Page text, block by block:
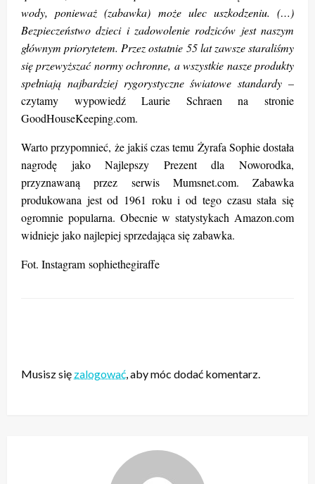
wody, ponieważ (zabawka) może ulec uszkodzeniu. (…)
Bezpieczeństwo dzieci i zadowolenie rodziców jest naszym
głównym priorytetem. Przez ostatnie 55 lat zawsze staraliśmy
się przewyższać normy ochronne, a wszystkie nasze produkty
spełniają najbardziej rygorystyczne światowe standardy –
czytamy wypowiedź Laurie Schraen na stronie
GoodHouseKeeping.com.
Warto przypomnieć, że jakiś czas temu Żyrafa Sophie dostała
nagrodę jako Najlepszy Prezent dla Noworodka,
przyznawaną przez serwis Mumsnet.com. Zabawka
produkowana jest od 1961 roku i od tego czasu stała się
ogromnie popularna. Obecnie w statystykach Amazon.com
widnieje jako najlepiej sprzedająca się zabawka.
Fot. Instagram sophiethegiraffe
Musisz się zalogować, aby móc dodać komentarz.